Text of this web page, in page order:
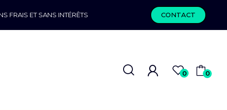
FRAIS ET SANS INTÉRÊTS CONTACT
0 0